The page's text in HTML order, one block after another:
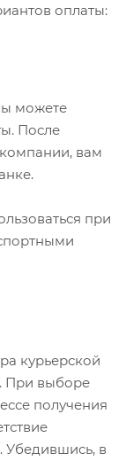
оплаты:
можете
После
вам
при
курьерской
При выборе
получения
Убедившись, в